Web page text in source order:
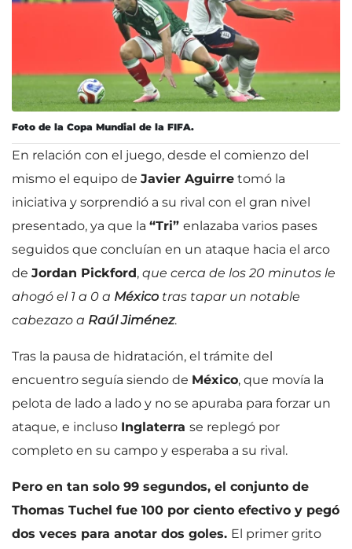
Foto de la Copa Mundial de la FIFA.
En relación con el juego, desde el comienzo del
mismo el equipo de Javier Aguirre tomó la
iniciativa y sorprendió a su rival con el gran nivel
presentado, ya que la “Tri” enlazaba varios pases
seguidos que concluían en un ataque hacia el arco
de Jordan Pickford, que cerca de los 20 minutos le
ahogó el 1 a 0 a México tras tapar un notable
cabezazo a Raúl Jiménez.
Tras la pausa de hidratación, el trámite del
encuentro seguía siendo de México, que movía la
pelota de lado a lado y no se apuraba para forzar un
ataque, e incluso Inglaterra se replegó por
completo en su campo y esperaba a su rival.
Pero en tan solo 99 segundos, el conjunto de
Thomas Tuchel fue 100 por ciento efectivo y pegó
dos veces para anotar dos goles. El primer grito